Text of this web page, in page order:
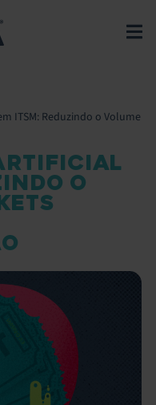
ITSM: Reduzindo o Volume
O